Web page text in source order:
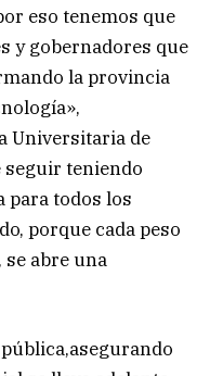
eso tenemos que
y gobernadores que
la provincia
Universitaria de
seguir teniendo
para todos los
porque cada peso
se abre una